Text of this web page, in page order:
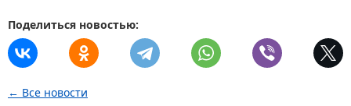
Поделиться новостью:
← Все новости